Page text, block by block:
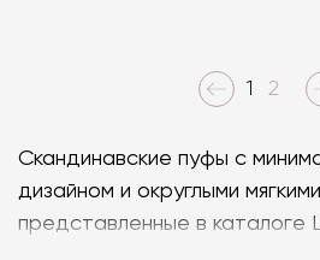
1 2
Скандинавские пуфы с
дизайном и округлыми
представленные в каталоге